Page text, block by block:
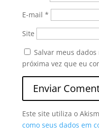
E-mail *
Site
Salvar meus
próxima vez que eu
Este site utiliza o
como seus dados em